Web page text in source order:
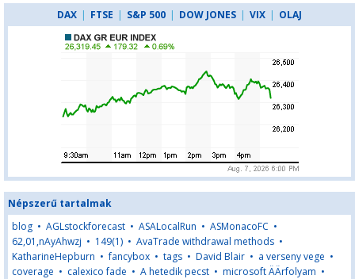
DAX | FTSE | S&P 500 | DOW JONES | VIX | OLAJ
Népszerű tartalmak
blog • AGLstockforecast • ASALocalRun • ASMonacoFC •
62,01,nAyAhwzj • 149(1) • AvaTrade withdrawal methods •
KatharineHepburn •fancybox • tags • David Blair • a verseny vege •
coverage • calexico fade • A hetedik pecst • microsoft ÄÄrfolyam •